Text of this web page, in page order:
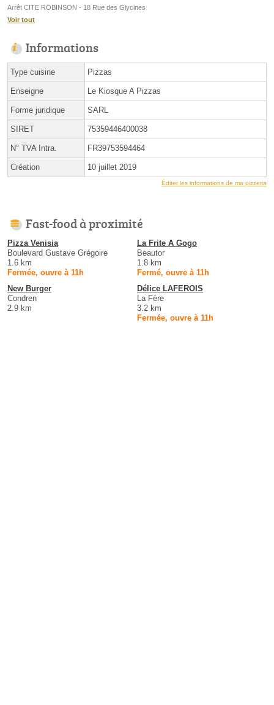
Arrêt CITE ROBINSON - 18 Rue des Glycines
Voir tout
Informations
Type cuisine Pizzas
Enseigne Le Kiosque A Pizzas
Forme juridique SARL
SIRET 75359446400038
N° TVA Intra. FR39753594464
Création 10 juillet 2019
Éditer les informations de ma pizzeria
Fast-food à proximité
Pizza Venisia
Boulevard Gustave Grégoire
1.6 km
Fermée, ouvre à 11h
La Frite A Gogo
Beautor
1.8 km
Fermé, ouvre à 11h
New Burger
Condren
2.9 km
Délice LAFEROIS
La Fère
3.2 km
Fermée, ouvre à 11h